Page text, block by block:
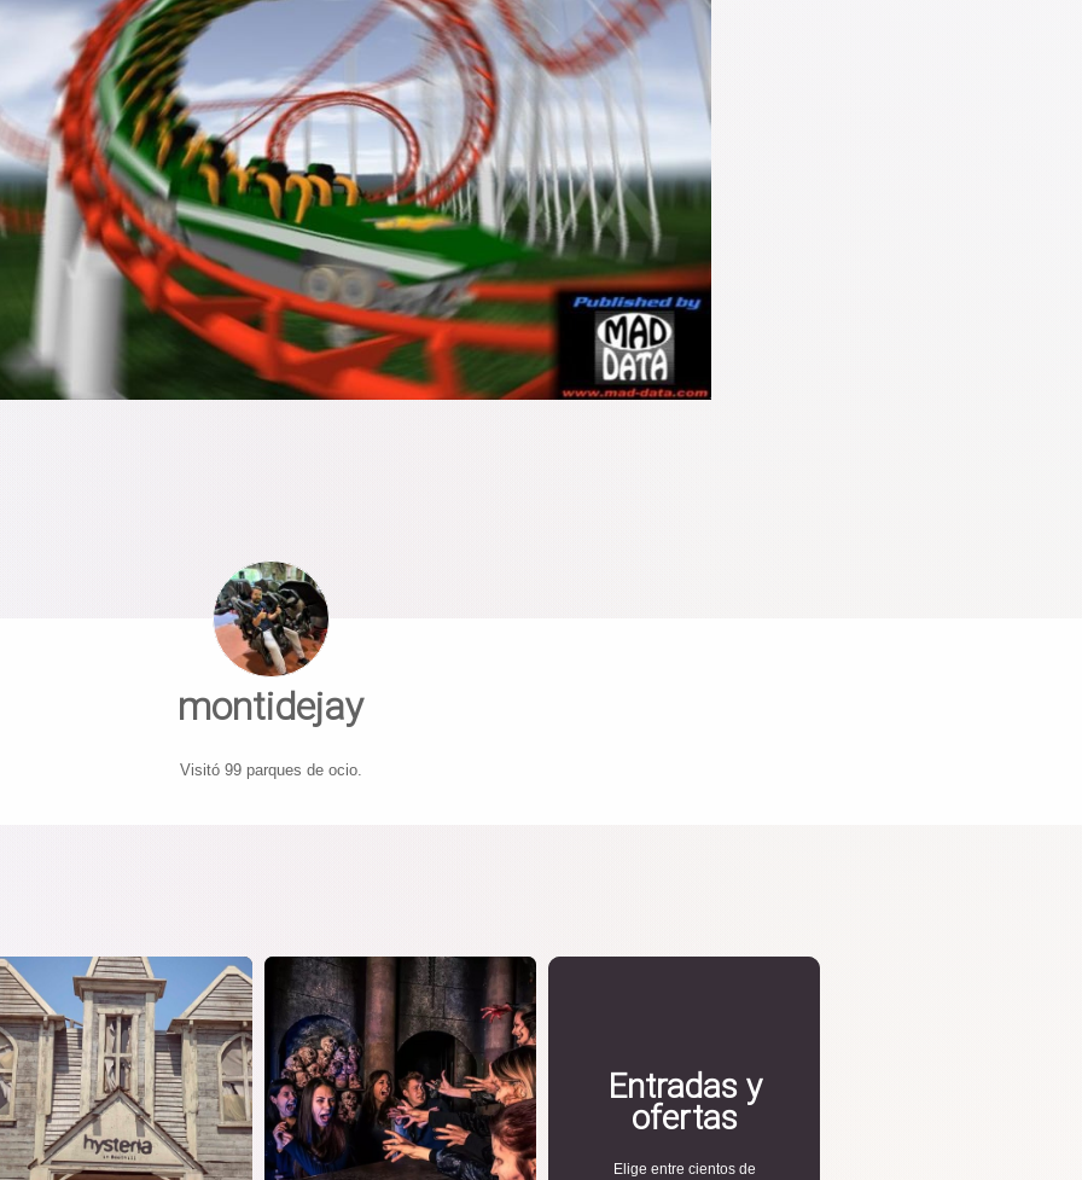
montidejay
Visitó 99 parques de ocio.
Entradas y
ofertas
Elige entre cientos de